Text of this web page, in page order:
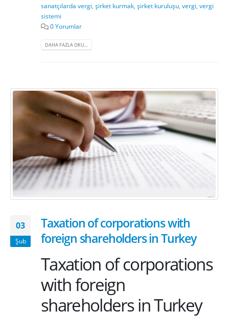
sanatçılarda vergi şirket kurmak şirket kuruluşu vergi vergi
sistemi
0 Yorumlar
DAHA FAZLA OKU...
03
Şub
Taxation of corporations with
foreign shareholders in Turkey
Taxation of corporations
with foreign
shareholders in Turkey